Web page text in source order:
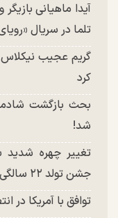
آیدا ماهیانی
تلما در سریال
گریم عجیب
کرد
بحث بازگشت
شد!
تغییر چهره شدید
جشن تولد ۲۲ سالگی + تصاویر
توافق با آمریکا در